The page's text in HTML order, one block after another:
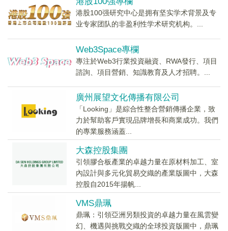
港股100强研究中心是拥有坚实学术背景及专
业专家团队的非盈利性学术研究机构。...
Web3Space專欄
專注於Web3行業投資融資、RWA發行、項目
諮詢、項目營銷、知識教育及人才招聘。...
廣州展望文化傳播有限公司
「Looking」是綜合性整合營銷傳播企業，致
力於幫助客戶實現品牌增長和商業成功。我們
的專業服務涵蓋...
大森控股集團
引領膠合板產業的卓越力量在原材料加工、室
內設計與多元化貿易交織的產業版圖中，大森
控股自2015年揚帆...
VMS鼎珮
鼎珮：引領亞洲另類投資的卓越力量在風雲變
幻、機遇與挑戰交織的全球投資版圖中，鼎珮